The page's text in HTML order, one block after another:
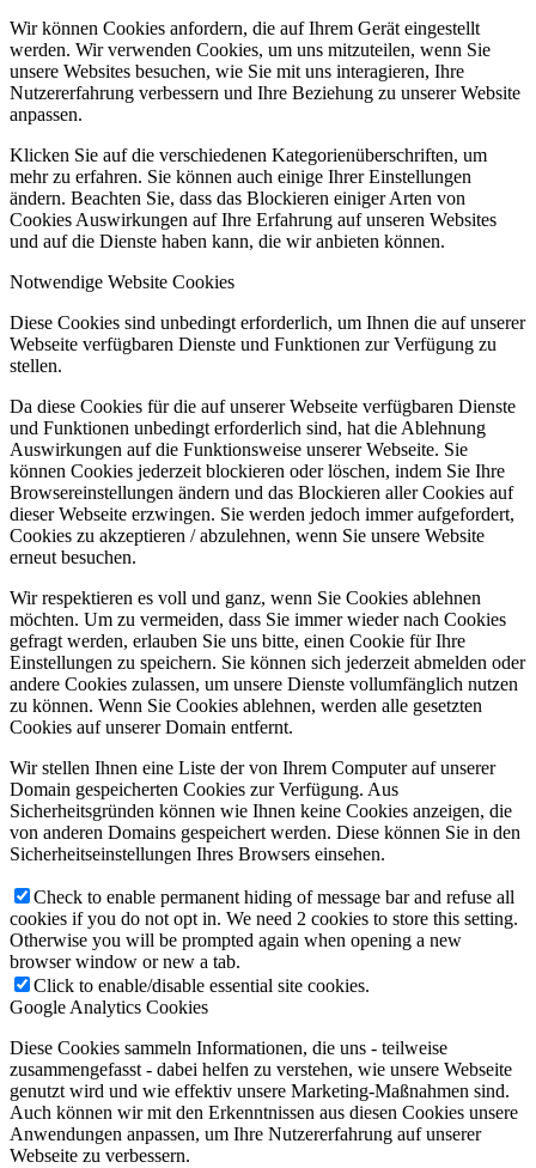
Wir können Cookies anfordern, die auf Ihrem Gerät eingestellt
werden. Wir verwenden Cookies, um uns mitzuteilen, wenn Sie
unsere Websites besuchen, wie Sie mit uns interagieren, Ihre
Nutzererfahrung verbessern und Ihre Beziehung zu unserer Website
anpassen.
Klicken Sie auf die verschiedenen Kategorienüberschriften, um
mehr zu erfahren. Sie können auch einige Ihrer Einstellungen
ändern. Beachten Sie, dass das Blockieren einiger Arten von
Cookies Auswirkungen auf Ihre Erfahrung auf unseren Websites
und auf die Dienste haben kann, die wir anbieten können.
Notwendige Website Cookies
Diese Cookies sind unbedingt erforderlich, um Ihnen die auf unserer
Webseite verfügbaren Dienste und Funktionen zur Verfügung zu
stellen.
Da diese Cookies für die auf unserer Webseite verfügbaren Dienste
und Funktionen unbedingt erforderlich sind, hat die Ablehnung
Auswirkungen auf die Funktionsweise unserer Webseite. Sie
können Cookies jederzeit blockieren oder löschen, indem Sie Ihre
Browsereinstellungen ändern und das Blockieren aller Cookies auf
dieser Webseite erzwingen. Sie werden jedoch immer aufgefordert,
Cookies zu akzeptieren / abzulehnen, wenn Sie unsere Website
erneut besuchen.
Wir respektieren es voll und ganz, wenn Sie Cookies ablehnen
möchten. Um zu vermeiden, dass Sie immer wieder nach Cookies
gefragt werden, erlauben Sie uns bitte, einen Cookie für Ihre
Einstellungen zu speichern. Sie können sich jederzeit abmelden oder
andere Cookies zulassen, um unsere Dienste vollumfänglich nutzen
zu können. Wenn Sie Cookies ablehnen, werden alle gesetzten
Cookies auf unserer Domain entfernt.
Wir stellen Ihnen eine Liste der von Ihrem Computer auf unserer
Domain gespeicherten Cookies zur Verfügung. Aus
Sicherheitsgründen können wie Ihnen keine Cookies anzeigen, die
von anderen Domains gespeichert werden. Diese können Sie in den
Sicherheitseinstellungen Ihres Browsers einsehen.
Check to enable permanent hiding of message bar and refuse all
cookies if you do not opt in. We need 2 cookies to store this setting.
Otherwise you will be prompted again when opening a new
browser window or new a tab.
Click to enable/disable essential site cookies.
Google Analytics Cookies
Diese Cookies sammeln Informationen, die uns - teilweise
zusammengefasst - dabei helfen zu verstehen, wie unsere Webseite
genutzt wird und wie effektiv unsere Marketing-Maßnahmen sind.
Auch können wir mit den Erkenntnissen aus diesen Cookies unsere
Anwendungen anpassen, um Ihre Nutzererfahrung auf unserer
Webseite zu verbessern.